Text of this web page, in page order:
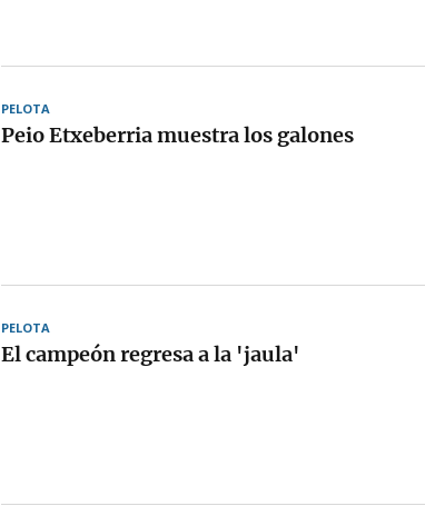
PELOTA
Peio Etxeberria muestra los galones
PELOTA
El campeón regresa a la 'jaula'